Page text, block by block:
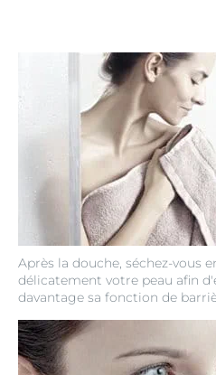
Après la douche, séchez-vous
délicatement votre peau afin
davantage sa fonction de